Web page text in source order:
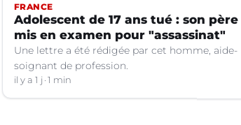
FRANCE
Adolescent de 17 ans tué : son père
mis en examen pour "assassinat"
Une lettre a été rédigée par cet homme, aide-
soignant de profession.
il y a 1 j 1 min